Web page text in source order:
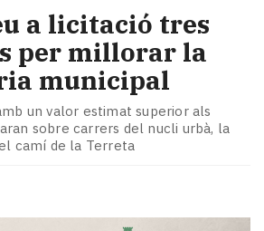
a licitació tres
per millorar la
municipal
un valor estimat superior als
sobre carrers del nucli urbà, la
camí de la Terreta